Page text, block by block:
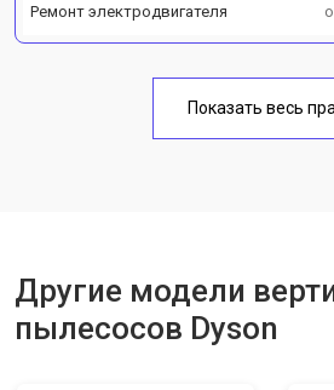
Ремонт электродвигателя
Показать весь
Другие модели
пылесосов Dyson